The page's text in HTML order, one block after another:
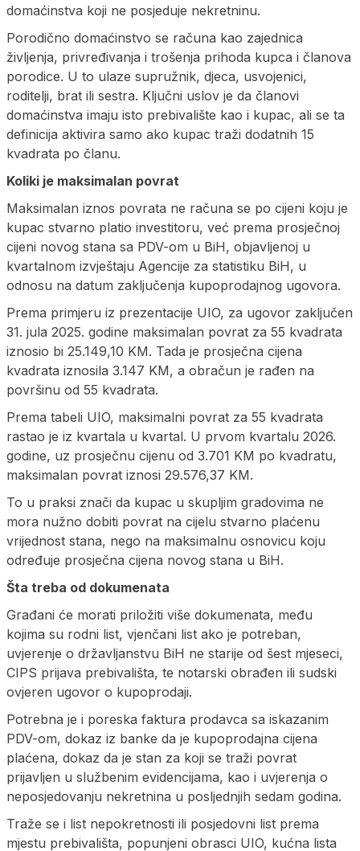
domaćinstva koji ne posjeduje nekretninu.
Porodično domaćinstvo se računa kao zajednica
življenja, privređivanja i trošenja prihoda kupca i članova
porodice. U to ulaze supružnik, djeca, usvojenici,
roditelji, brat ili sestra. Ključni uslov je da članovi
domaćinstva imaju isto prebivalište kao i kupac, ali se ta
definicija aktivira samo ako kupac traži dodatnih 15
kvadrata po članu.
Koliki je maksimalan povrat
Maksimalan iznos povrata ne računa se po cijeni koju je
kupac stvarno platio investitoru, već prema prosječnoj
cijeni novog stana sa PDV-om u BiH, objavljenoj u
kvartalnom izvještaju Agencije za statistiku BiH, u
odnosu na datum zaključenja kupoprodajnog ugovora.
Prema primjeru iz prezentacije UIO, za ugovor zaključen
31. jula 2025. godine maksimalan povrat za 55 kvadrata
iznosio bi 25.149,10 KM. Tada je prosječna cijena
kvadrata iznosila 3.147 KM, a obračun je rađen na
površinu od 55 kvadrata.
Prema tabeli UIO, maksimalni povrat za 55 kvadrata
rastao je iz kvartala u kvartal. U prvom kvartalu 2026.
godine, uz prosječnu cijenu od 3.701 KM po kvadratu,
maksimalan povrat iznosi 29.576,37 KM.
To u praksi znači da kupac u skupljim gradovima ne
mora nužno dobiti povrat na cijelu stvarno plaćenu
vrijednost stana, nego na maksimalnu osnovicu koju
određuje prosječna cijena novog stana u BiH.
Šta treba od dokumenata
Građani će morati priložiti više dokumenata, među
kojima su rodni list, vjenčani list ako je potreban,
uvjerenje o državljanstvu BiH ne starije od šest mjeseci,
CIPS prijava prebivališta, te notarski obrađen ili sudski
ovjeren ugovor o kupoprodaji.
Potrebna je i poreska faktura prodavca sa iskazanim
PDV-om, dokaz iz banke da je kupoprodajna cijena
plaćena, dokaz da je stan za koji se traži povrat
prijavljen u službenim evidencijama, kao i uvjerenja o
neposjedovanju nekretnina u posljednjih sedam godina.
Traže se i list nepokretnosti ili posjedovni list prema
mjestu prebivališta, popunjeni obrasci UIO, kućna lista